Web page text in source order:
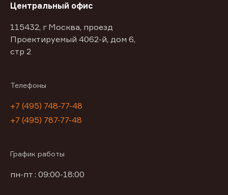
Центральный офис
115432, г Москва, проезд
Проектируемый 4062-й, дом 6,
стр 2
Телефоны
+7 (495) 748-77-48
+7 (495) 787-77-48
График работы
пн-пт : 09:00-18:00